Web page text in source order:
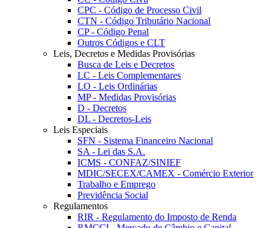
CPC - Código de Processo Civil
CTN - Código Tributário Nacional
CP - Código Penal
Outros Códigos e CLT
Leis, Decretos e Medidas Provisórias
Busca de Leis e Decretos
LC - Leis Complementares
LO - Leis Ordinárias
MP - Medidas Provisórias
D - Decretos
DL - Decretos-Leis
Leis Especiais
SFN - Sistema Financeiro Nacional
SA - Lei das S.A.
ICMS - CONFAZ/SINIEF
MDIC/SECEX/CAMEX - Comércio Exterior
Trabalho e Emprego
Previdência Social
Regulamentos
RIR - Regulamento do Imposto de Renda